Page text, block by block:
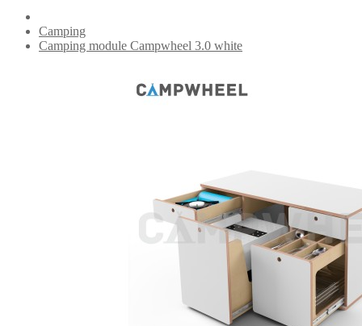
Camping
Camping module Campwheel 3.0 white